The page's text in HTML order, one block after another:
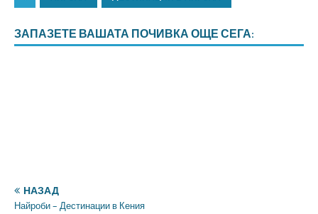
ЗАПАЗЕТЕ ВАШАТА ПОЧИВКА ОЩЕ СЕГА:
НАЗАД
Найроби – Дестинации в Кения